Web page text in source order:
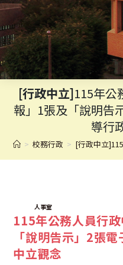
跳
轉
至
主
[行政中立]115年公
報」1張及「說明告
導行
> 校務行政 > [行政中立
人事室
115年公務人員行
「說明告示」2張
中立觀念